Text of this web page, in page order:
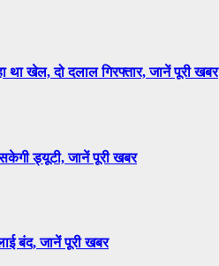
था खेल, दो दलाल गिरफ्तार, जानें पूरी खबर
ड्यूटी, जानें पूरी खबर
बंद, जानें पूरी खबर